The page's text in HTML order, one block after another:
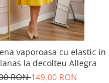
vaporoasa cu elastic in
la decolteu Allegra
RON149,00 RON